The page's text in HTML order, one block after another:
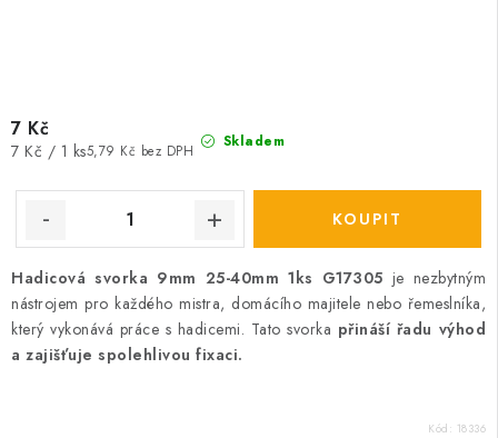
Skladem
5,79 Kč bez DPH
7 Kč
Měrná
7 Kč / 1 ks
Hadicová svorka 9mm 25-40mm 1ks G17305 je nezbytným
nástrojem pro každého mistra, domácího majitele nebo řemeslníka,
který vykonává práce s hadicemi. Tato svorka přináší řadu výhod
a zajišťuje spolehlivou fixaci.
Kód: 18336